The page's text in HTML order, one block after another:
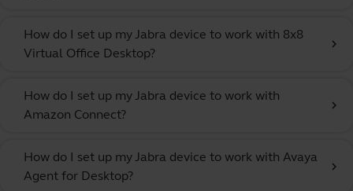
How do I set up my Jabra device to work with 8x8
Virtual Office Desktop?
chevron_right
How do I set up my Jabra device to work with
Amazon Connect?
chevron_right
How do I set up my Jabra device to work with Avaya
Agent for Desktop?
chevron_right